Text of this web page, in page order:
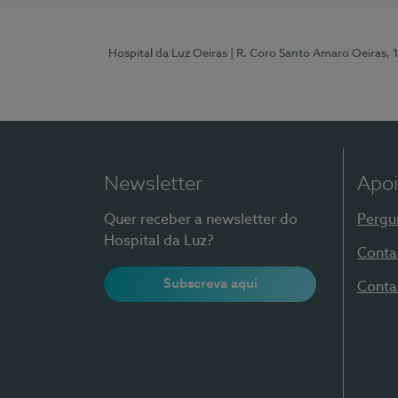
Hospital da Luz Oeiras | R. Coro Santo Amaro Oeiras,
Newsletter
Quer receber a newsletter do
Hospital da Luz?
Subscreva aqui